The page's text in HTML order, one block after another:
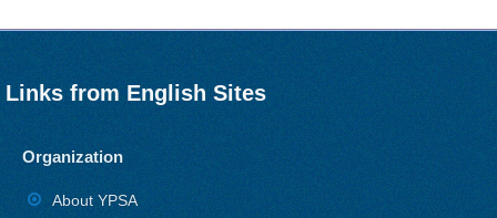
Links from English Sites
Organization
About YPSA